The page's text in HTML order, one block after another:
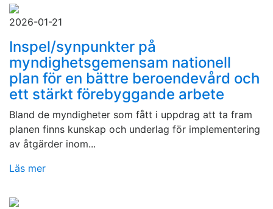
2026-01-21
Inspel/synpunkter på
myndighetsgemensam nationell
plan för en bättre beroendevård och
ett stärkt förebyggande arbete
Bland de myndigheter som fått i uppdrag att ta fram
planen finns kunskap och underlag för implementering
av åtgärder inom...
Läs mer